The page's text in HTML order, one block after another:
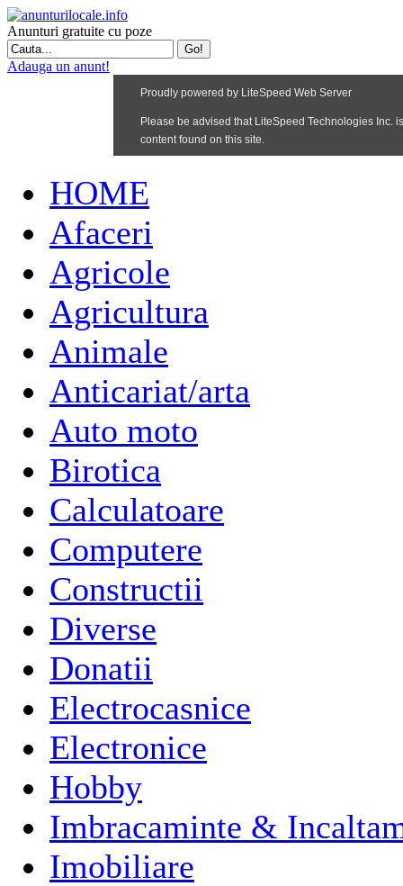
Anunturi gratuite cu poze
Adauga un anunt!
HOME
Afaceri
Agricole
Agricultura
Animale
Anticariat/arta
Auto moto
Birotica
Calculatoare
Computere
Constructii
Diverse
Donatii
Electrocasnice
Electronice
Hobby
Imbracaminte &
Imobiliare